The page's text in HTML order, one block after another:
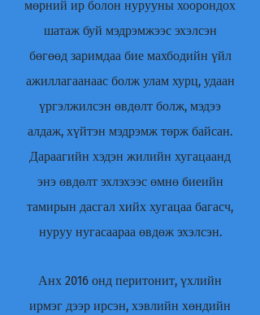
мөрний ир болон нурууны хоорондох
шатаж буй мэдрэмжээс эхэлсэн
бөгөөд заримдаа бие махбодийн үйл
ажиллагаанаас болж улам хурц, удаан
үргэлжилсэн өвдөлт болж, мэдээ
алдаж, хүйтэн мэдрэмж төрж байсан.
Дараагийн хэдэн жилийн хугацаанд
энэ өвдөлт эхлэхээс өмнө биеийн
тамирын дасгал хийх хугацаа багасч,
нуруу нугасаараа өвдөж эхэлсэн.
Анх 2016 онд перитонит, үхлийн
ирмэг дээр ирсэн, хэвлийн хөндийн